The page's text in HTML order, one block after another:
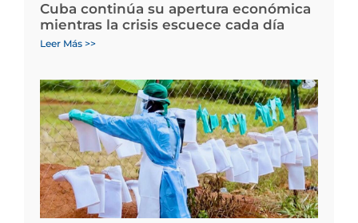
Cuba continúa su apertura económica
mientras la crisis escuece cada día
Leer Más >>